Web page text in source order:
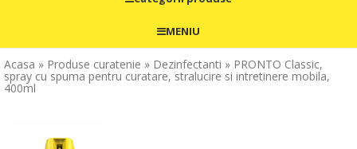
MENIU
Acasa » Produse curatenie » Dezinfectanti » PRONTO Classic,
spray cu spuma pentru curatare, stralucire si intretinere mobila,
400ml